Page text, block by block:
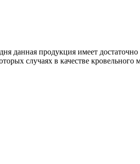
данная продукция имеет
случаях в качестве кровельного